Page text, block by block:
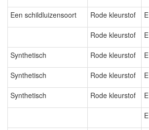
Een schildluizensoort Rode kleurstof
Rode kleurstof
Synthetisch Rode kleurstof
Synthetisch Rode kleurstof
Synthetisch Rode kleurstof